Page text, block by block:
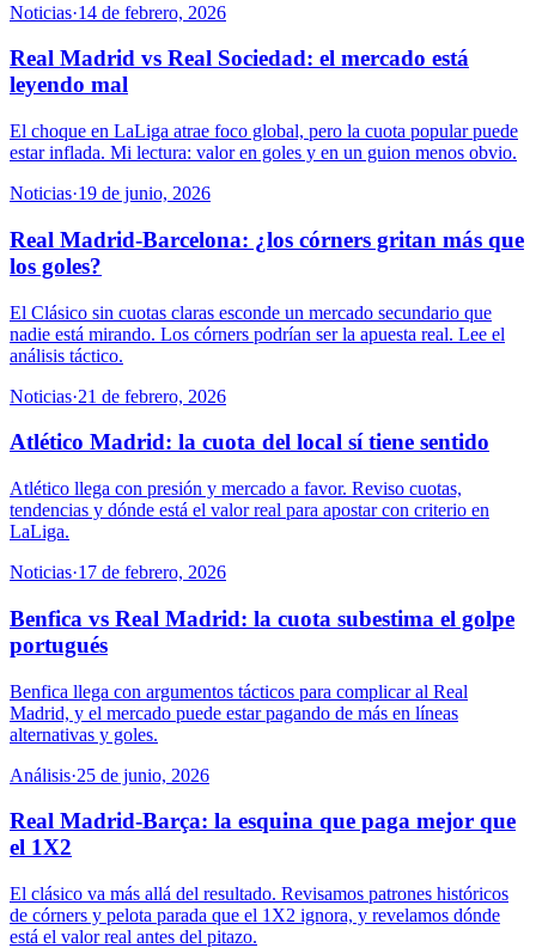
Noticias·14 de febrero, 2026
Real Madrid vs Real Sociedad: el mercado está
leyendo mal
El choque en LaLiga atrae foco global, pero la cuota popular puede
estar inflada. Mi lectura: valor en goles y en un guion menos obvio.
Noticias·19 de junio, 2026
Real Madrid-Barcelona: ¿los córners gritan más que
los goles?
El Clásico sin cuotas claras esconde un mercado secundario que
nadie está mirando. Los córners podrían ser la apuesta real. Lee el
análisis táctico.
Noticias·21 de febrero, 2026
Atlético Madrid: la cuota del local sí tiene sentido
Atlético llega con presión y mercado a favor. Reviso cuotas,
tendencias y dónde está el valor real para apostar con criterio en
LaLiga.
Noticias·17 de febrero, 2026
Benfica vs Real Madrid: la cuota subestima el golpe
portugués
Benfica llega con argumentos tácticos para complicar al Real
Madrid, y el mercado puede estar pagando de más en líneas
alternativas y goles.
Análisis·25 de junio, 2026
Real Madrid-Barça: la esquina que paga mejor que
el 1X2
El clásico va más allá del resultado. Revisamos patrones históricos
de córners y pelota parada que el 1X2 ignora, y revelamos dónde
está el valor real antes del pitazo.